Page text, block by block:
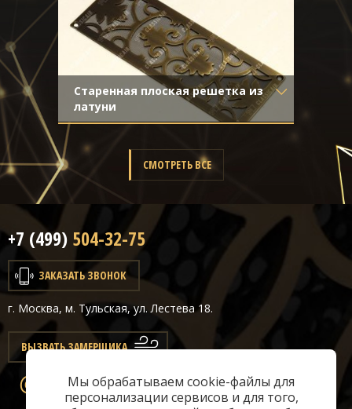
Мы обрабатываем cookie-файлы для
персонализации сервисов и для того,
Старенная плоская решетка из
латуни
Материал- Латунь
направленной риской
СМОТРЕТЬ ВСЕ
+7 (499) 504-32-75
ЗАКАЗАТЬ ЗВОНОК
г. Москва, м. Тульская, ул. Лестева 18.
ВЫЗВАТЬ ЗАМЕРЩИКА
info@classicair.ru